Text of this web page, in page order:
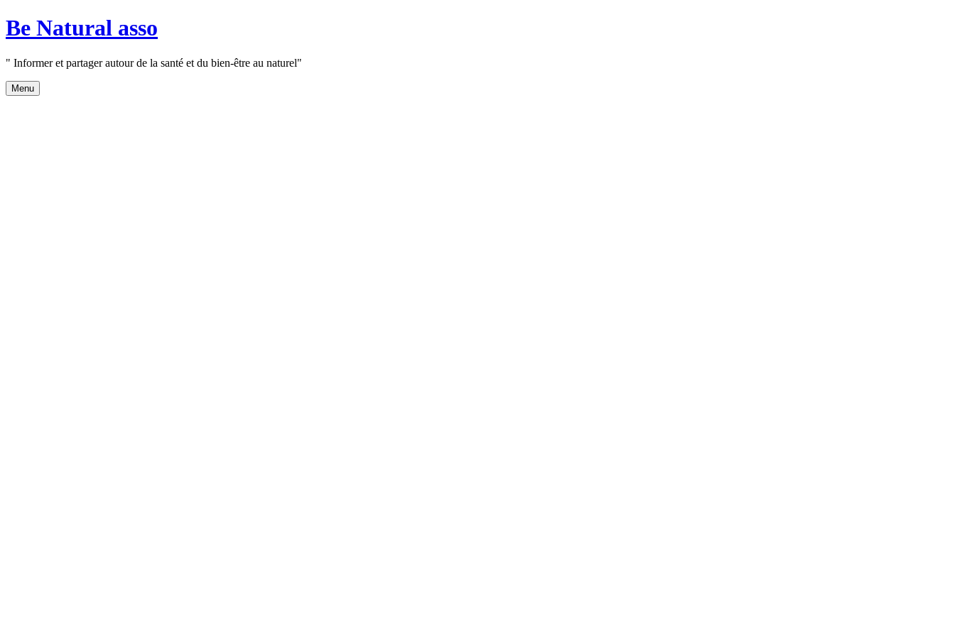
Aller
au
Be Natural asso
" Informer et partager autour de la santé et du bien-être au naturel"
Menu